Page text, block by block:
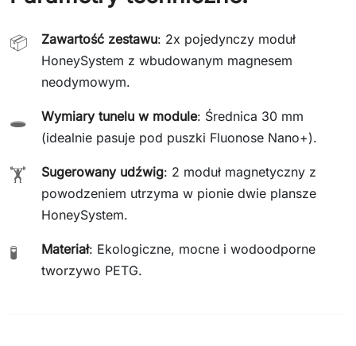
📦 Zawartość zestawu: 2x pojedynczy moduł
HoneySystem z wbudowanym magnesem
neodymowym.
🕳️ Wymiary tunelu w module: Średnica 30 mm
(idealnie pasuje pod puszki Fluonose Nano+).
🏋️ Sugerowany udźwig: 2 moduł magnetyczny z
powodzeniem utrzyma w pionie dwie plansze
HoneySystem.
🧪 Materiał: Ekologiczne, mocne i wodoodporne
tworzywo PETG.